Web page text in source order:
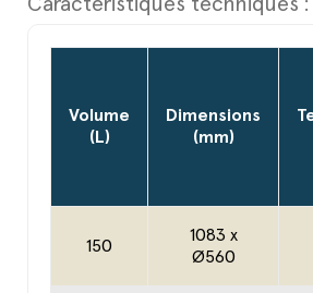
Caractéristiques techniques :
Volume
(L)
Dimensions
(mm)
150
1083 x
Ø560